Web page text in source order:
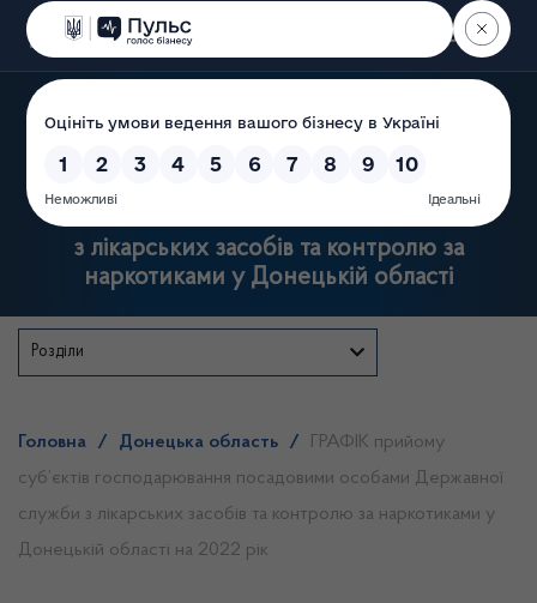
Пошук
з лікарських засобів та контролю за
наркотиками у Донецькій області
Розділи
Головна / Донецька область /
ГРАФІК прийому
суб’єктів господарювання посадовими особами Державної
служби з лікарських засобів та контролю за наркотиками у
Донецькій області на 2022 рік